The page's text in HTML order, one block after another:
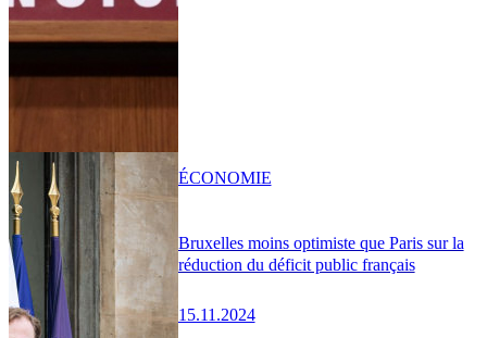
Bruxelles moins optimiste que Paris sur la
réduction du déficit public français
15.11.2024
ÉCONOMIE